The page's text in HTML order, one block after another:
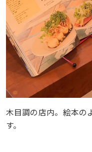
木目調の店内。絵本の
す。